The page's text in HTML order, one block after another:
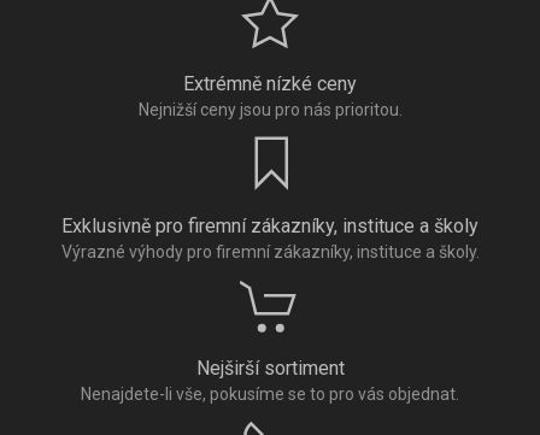
Extrémně nízké ceny
Nejnižší ceny jsou pro nás prioritou.
Exklusivně pro firemní zákazníky, instituce a školy
Výrazné výhody pro firemní zákazníky, instituce a školy.
Nejširší sortiment
Nenajdete-li vše, pokusíme se to pro vás objednat.